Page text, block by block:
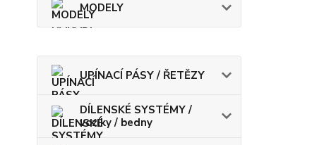
MODELY
UPÍNACÍ PÁSY / ŘETĚZY
DÍLENSKÉ SYSTÉMY /
vozíky / bedny